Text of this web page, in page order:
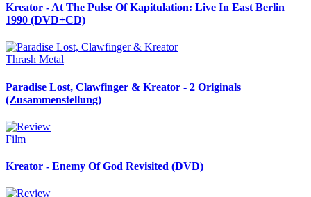
Kreator - At The Pulse Of Kapitulation: Live In East Berlin
1990 (DVD+CD)
Thrash Metal
Paradise Lost, Clawfinger & Kreator - 2 Originals
(Zusammenstellung)
Film
Kreator - Enemy Of God Revisited (DVD)